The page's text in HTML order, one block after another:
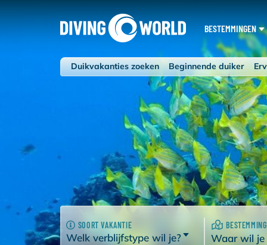
BESTEMMINGEN
Duikvakanties zoeken Beginnende duiker
SOORT VAKANTIE
Welk verblijfstype wil je?
BESTEMMING
Waar wil je